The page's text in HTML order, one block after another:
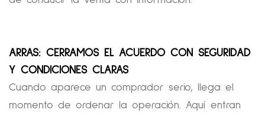
ARRAS: CERRAMOS EL ACUERDO CON SEGURIDAD
Y CONDICIONES CLARAS
Cuando aparece un comprador serio, llega el
momento de ordenar la operación. Aquí entran